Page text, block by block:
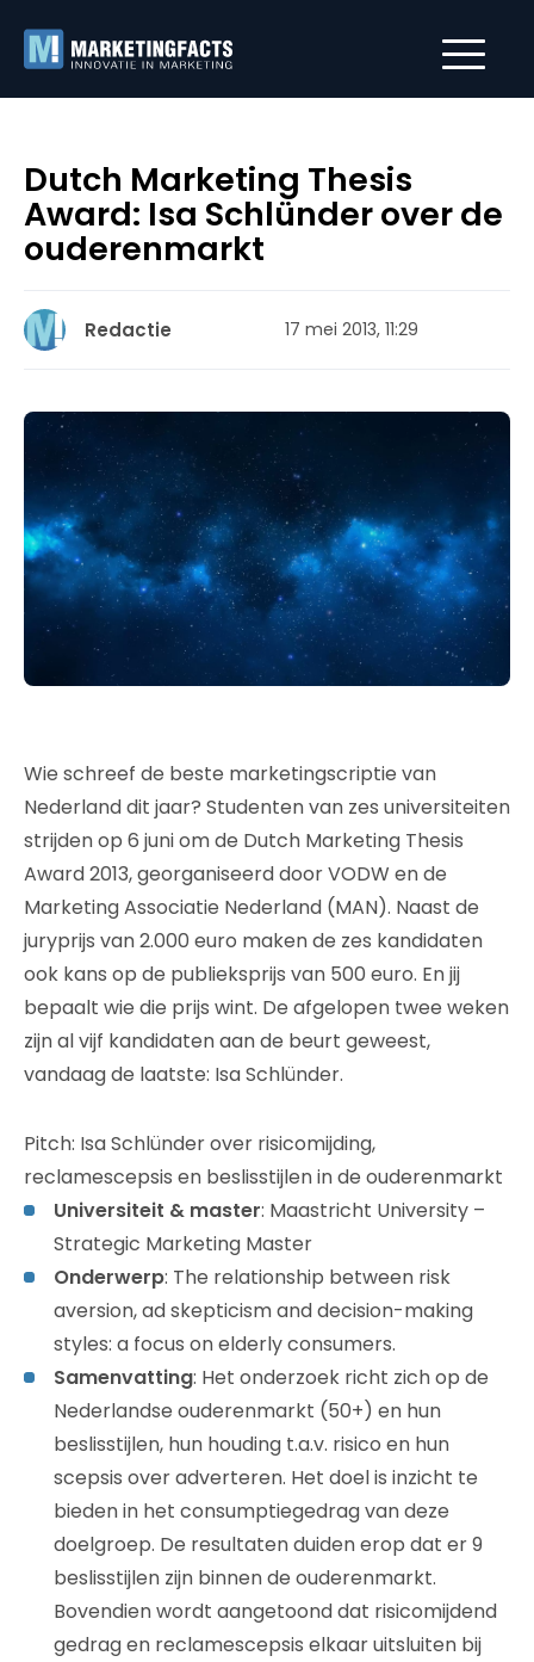
Dutch Marketing Thesis
Award: Isa Schlünder over de
ouderenmarkt
Redactie 17 mei 2013, 11:29
Wie schreef de beste marketingscriptie van
Nederland dit jaar? Studenten van zes universiteiten
strijden op 6 juni om de Dutch Marketing Thesis
Award 2013, georganiseerd door VODW en de
Marketing Associatie Nederland (MAN). Naast de
juryprijs van 2.000 euro maken de zes kandidaten
ook kans op de publieksprijs van 500 euro. En jij
bepaalt wie die prijs wint. De afgelopen twee weken
zijn al vijf kandidaten aan de beurt geweest,
vandaag de laatste: Isa Schlünder.
Pitch: Isa Schlünder over risicomijding,
reclamescepsis en beslisstijlen in de ouderenmarkt
Universiteit & master: Maastricht University –
Strategic Marketing Master
Onderwerp: The relationship between risk
aversion, ad skepticism and decision-making
styles: a focus on elderly consumers.
Samenvatting: Het onderzoek richt zich op de
Nederlandse ouderenmarkt (50+) en hun
beslisstijlen, hun houding t.a.v. risico en hun
scepsis over adverteren. Het doel is inzicht te
bieden in het consumptiegedrag van deze
doelgroep. De resultaten duiden erop dat er 9
beslisstijlen zijn binnen de ouderenmarkt.
Bovendien wordt aangetoond dat risicomijdend
gedrag en reclamescepsis elkaar uitsluiten bij